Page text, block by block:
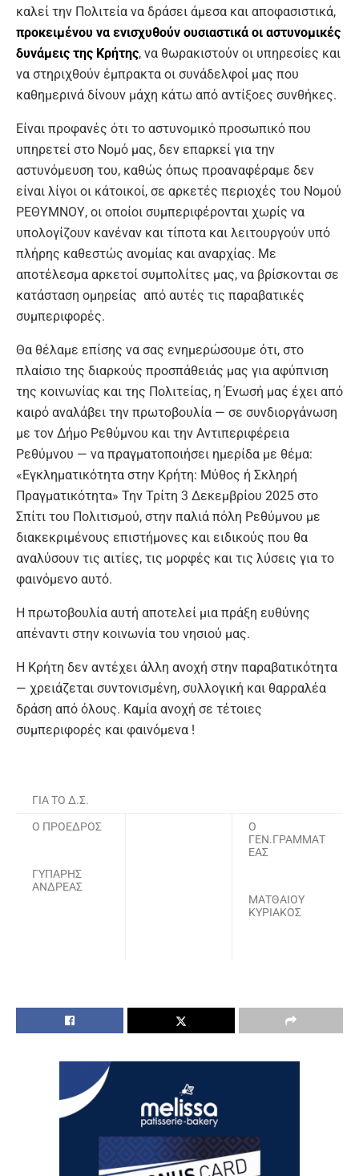
καλεί την Πολιτεία να δράσει άμεσα και αποφασιστικά,
προκειμένου να ενισχυθούν ουσιαστικά οι αστυνομικές
δυνάμεις της Κρήτης, να θωρακιστούν οι υπηρεσίες και
να στηριχθούν έμπρακτα οι συνάδελφοί μας που
καθημερινά δίνουν μάχη κάτω από αντίξοες συνθήκες.
Είναι προφανές ότι το αστυνομικό προσωπικό που
υπηρετεί στο Νομό μας, δεν επαρκεί για την
αστυνόμευση του, καθώς όπως προαναφέραμε δεν
είναι λίγοι οι κάτοικοί, σε αρκετές περιοχές του Νομού
ΡΕΘΥΜΝΟΥ, οι οποίοι συμπεριφέρονται χωρίς να
υπολογίζουν κανέναν και τίποτα και λειτουργούν υπό
πλήρης καθεστώς ανομίας και αναρχίας. Με
αποτέλεσμα αρκετοί συμπολίτες μας, να βρίσκονται σε
κατάσταση ομηρείας από αυτές τις παραβατικές
συμπεριφορές.
Θα θέλαμε επίσης να σας ενημερώσουμε ότι, στο
πλαίσιο της διαρκούς προσπάθειάς μας για αφύπνιση
της κοινωνίας και της Πολιτείας, η Ένωσή μας έχει από
καιρό αναλάβει την πρωτοβουλία — σε συνδιοργάνωση
με τον Δήμο Ρεθύμνου και την Αντιπεριφέρεια
Ρεθύμνου — να πραγματοποιήσει ημερίδα με θέμα:
«Εγκληματικότητα στην Κρήτη: Μύθος ή Σκληρή
Πραγματικότητα» Την Τρίτη 3 Δεκεμβρίου 2025 στο
Σπίτι του Πολιτισμού, στην παλιά πόλη Ρεθύμνου με
διακεκριμένους επιστήμονες και ειδικούς που θα
αναλύσουν τις αιτίες, τις μορφές και τις λύσεις για το
φαινόμενο αυτό.
Η πρωτοβουλία αυτή αποτελεί μια πράξη ευθύνης
απέναντι στην κοινωνία του νησιού μας.
Η Κρήτη δεν αντέχει άλλη ανοχή στην παραβατικότητα
— χρειάζεται συντονισμένη, συλλογική και θαρραλέα
δράση από όλους. Καμία ανοχή σε τέτοιες
συμπεριφορές και φαινόμενα !
ΓΙΑ ΤΟ Δ.Σ.
Ο ΠΡΟΕΔΡΟΣ
ΓΥΠΑΡΗΣ
ΑΝΔΡΕΑΣ
Ο
ΓΕΝ.ΓΡΑΜΜΑΤ
ΕΑΣ
ΜΑΤΘΑΙΟΥ
ΚΥΡΙΑΚΟΣ